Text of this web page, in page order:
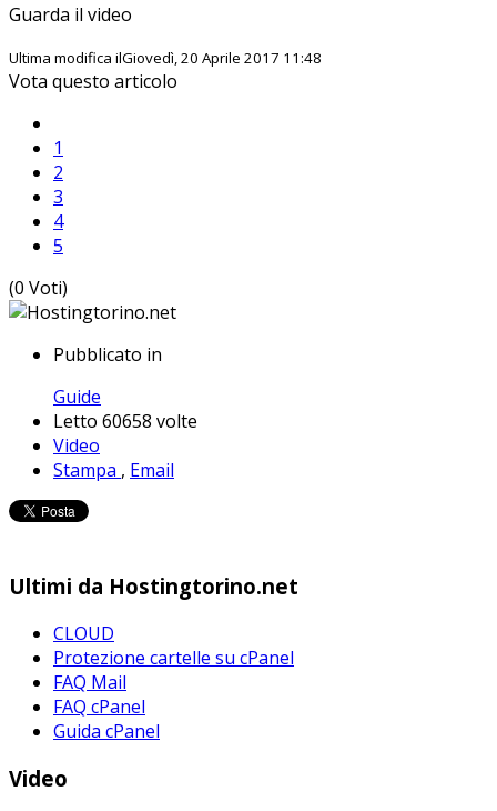
Guarda il video
Ultima modifica ilGiovedì, 20 Aprile 2017 11:48
Vota questo articolo
1
2
3
4
5
(0 Voti)
Pubblicato in
Guide
Letto 60658 volte
Video
Stampa , Email
Ultimi da Hostingtorino.net
CLOUD
Protezione cartelle su cPanel
FAQ Mail
FAQ cPanel
Guida cPanel
Video